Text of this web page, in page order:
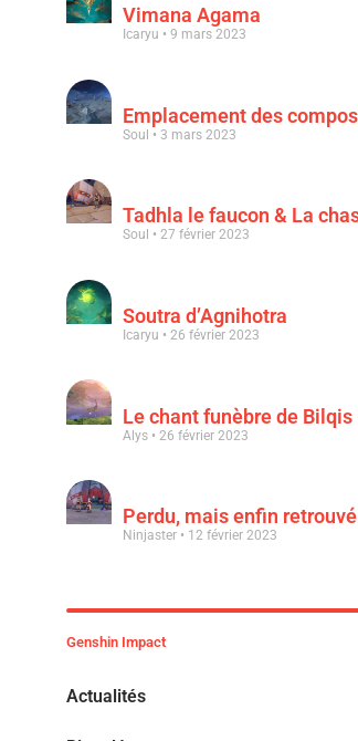
Vimana Agama
Icaryu 9 mars 2023
Soul 3 mars 2023
Soul 27 février 2023
Soutra d’Agnihotra
Icaryu 26 février 2023
Alys 26 février 2023
Perdu, mais enfin retrouvé
Ninjaster 12 février 2023
Genshin Impact
Actualités